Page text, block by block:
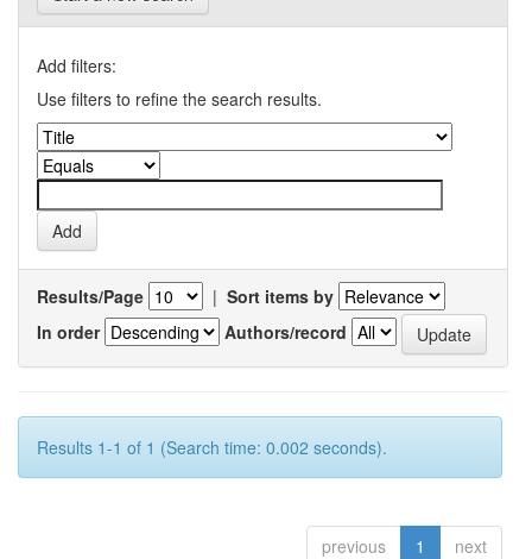
Add filters:
Use filters to refine the search results.
Results/Page | Sort items by
In order
Authors/record
Results 1-1 of 1 (Search time: 0.002 seconds).
previous 1 next